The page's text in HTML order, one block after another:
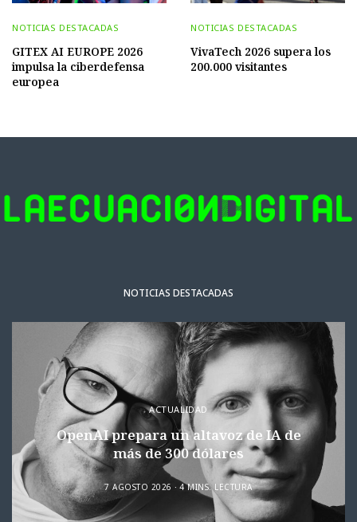
NOTICIAS DESTACADAS
GITEX AI EUROPE 2026
impulsa la ciberdefensa
europea
NOTICIAS DESTACADAS
VivaTech 2026 supera los
200.000 visitantes
NOTICIAS DESTACADAS
ACTUALIDAD
OpenAI prepara un altavoz de IA de
más de 300 dólares
7 AGOSTO 2026 4 MINS. LECTURA